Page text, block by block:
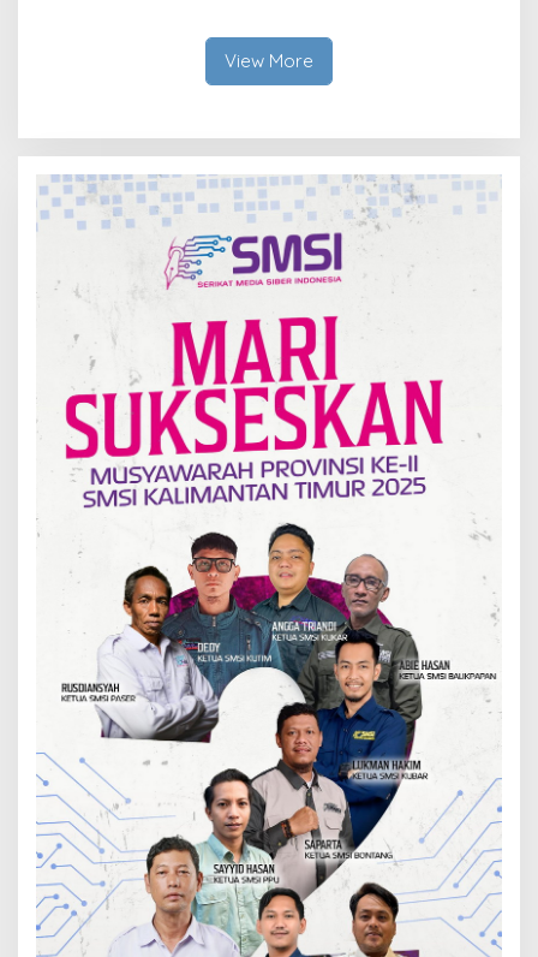
View More